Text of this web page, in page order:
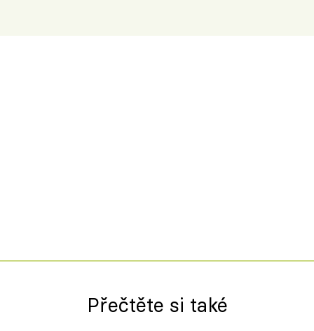
Přečtěte si také